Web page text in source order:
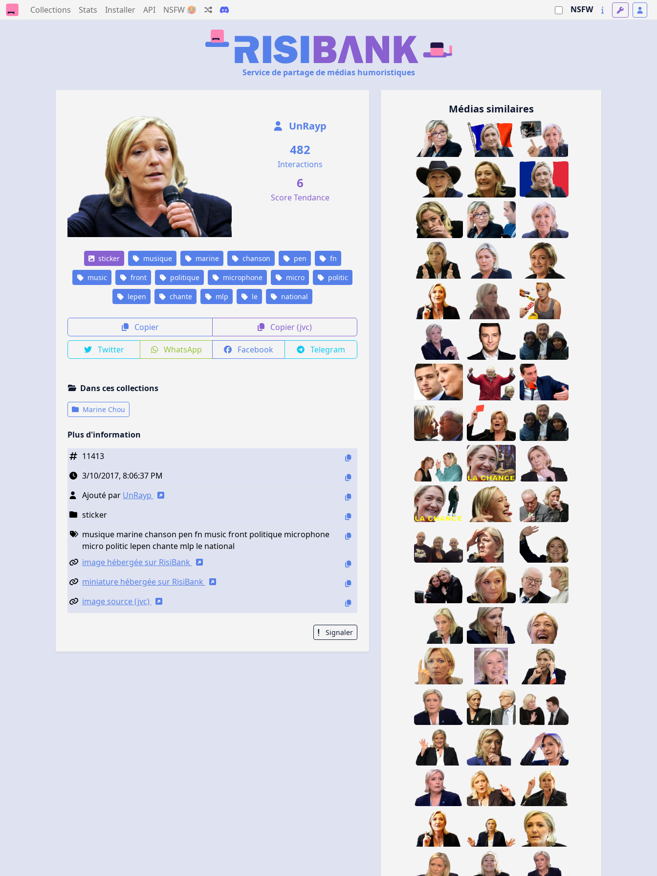
Collections Stats Installer API NSFW 🥵 NSFW
Service de partage de médias humoristiques
UnRayp
482
Interactions
6
Score Tendance
sticker musique marine chanson pen fn
music front politique microphone micro politic
lepen chante mlp le national
Copier Copier (jvc)
Twitter WhatsApp Facebook Telegram
Dans ces collections
Marine Chou
Plus d'information
11413
3/10/2017, 8:06:37 PM
Ajouté par UnRayp
sticker
musique marine chanson pen fn music front politique microphone
micro politic lepen chante mlp le national
image hébergée sur RisiBank
miniature hébergée sur RisiBank
image source (jvc)
Signaler
Médias similaires